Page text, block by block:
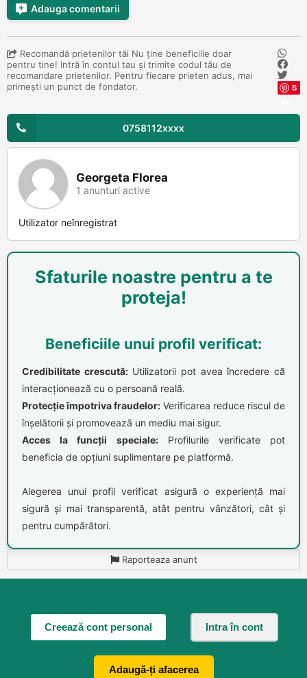
Adauga comentarii
Recomandă prietenilor tăi Nu ține beneficiile doar
pentru tine! Intră în contul tau și trimite codul tău de
recomandare prietenilor. Pentru fiecare prieten adus, mai
primești un punct de fondator.
S
0758112xxxx
Georgeta Florea
1 anunturi active
Utilizator neînregistrat
Sfaturile noastre pentru a te
proteja!
Beneficiile unui profil verificat:
Credibilitate crescută:Utilizatorii pot avea încredere că
interacționează cu o persoană reală.
Protecție împotriva fraudelor: Verificarea reduce riscul de
înșelătorii și promovează un mediu mai sigur.
Acces la funcții speciale:Profilurile verificate pot
beneficia de opțiuni suplimentare pe platformă.
Alegerea unui profil verificat asigură o experiență mai
sigură și mai transparentă, atât pentru vânzători, cât și
pentru cumpărători.
Raporteaza anunt
Creează cont personal Intra în cont
Adaugă-ți afacerea